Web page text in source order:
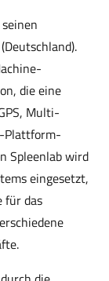
die eine
Multi-
Plattform-
Spleenlab wird
eingesetzt,
für das